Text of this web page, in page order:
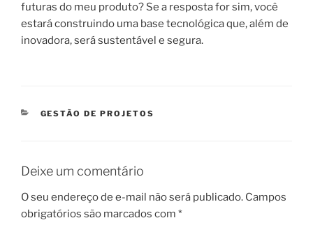
futuras do meu produto? Se a resposta for sim, você
estará construindo uma base tecnológica que, além de
inovadora, será sustentável e segura.
CATEGORIAS
GESTÃO DE PROJETOS
Deixe um comentário
O seu endereço de e-mail não será publicado. Campos
obrigatórios são marcados com *